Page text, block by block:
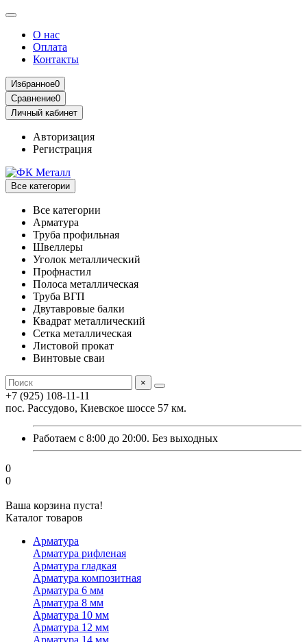
О нас
Оплата
Контакты
Избранное0
Сравнение0
Личный кабинет
Авторизация
Регистрация
Все категории
Все категории
Арматура
Труба профильная
Швеллеры
Уголок металлический
Профнастил
Полоса металлическая
Труба ВГП
Двутавровые балки
Квадрат металлический
Сетка металлическая
Листовой прокат
Винтовые сваи
×
+7 (925) 108-11-11
пос. Рассудово, Киевское шоссе 57 км.
Работаем с 8:00 до 20:00. Без выходных
0
0
Ваша корзина пуста!
Каталог товаров
Арматура
Арматура рифленая
Арматура гладкая
Арматура композитная
Арматура 6 мм
Арматура 8 мм
Арматура 10 мм
Арматура 12 мм
Арматура 14 мм